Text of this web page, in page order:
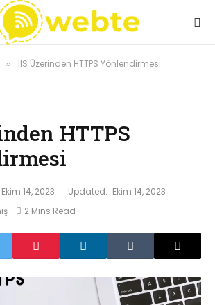
» IIS Üzerinden HTTPS Yönlendirmesi
HTTPS
Ekim 14, 2023 Updated: Ekim 14, 2023
2 Mins Read